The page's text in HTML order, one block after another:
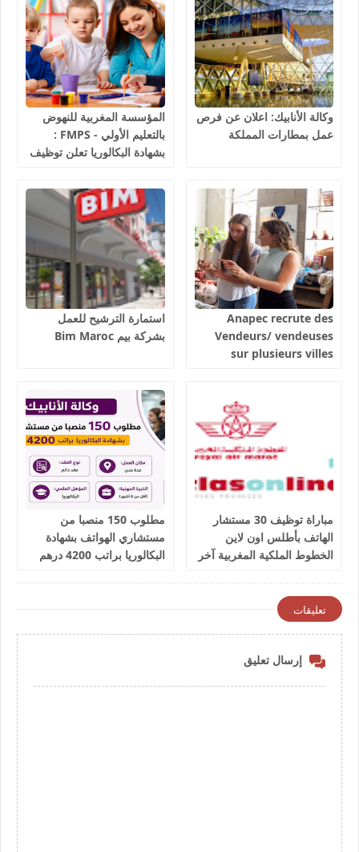
وكالة الأنابيك: اعلان عن فرص
عمل بمطارات المملكة
المؤسسة المغربية للنهوض
بالتعليم الأولي - FMPS :
بشهادة البكالوريا تعلن توظيف
بمختلف جهات و أقاليم
المملكة 2026
Anapec recrute des
Vendeurs/ vendeuses
sur plusieurs villes
استمارة الترشيح للعمل
بشركة بيم Bim Maroc
مباراة توظيف 30 مستشار
الهاتف بأطلس اون لاين
الخطوط الملكية المغربية آخر
مطلوب 150 منصبا من
مستشاري الهواتف بشهادة
البكالوريا براتب 4200 درهم
تعليقات
إرسال تعليق